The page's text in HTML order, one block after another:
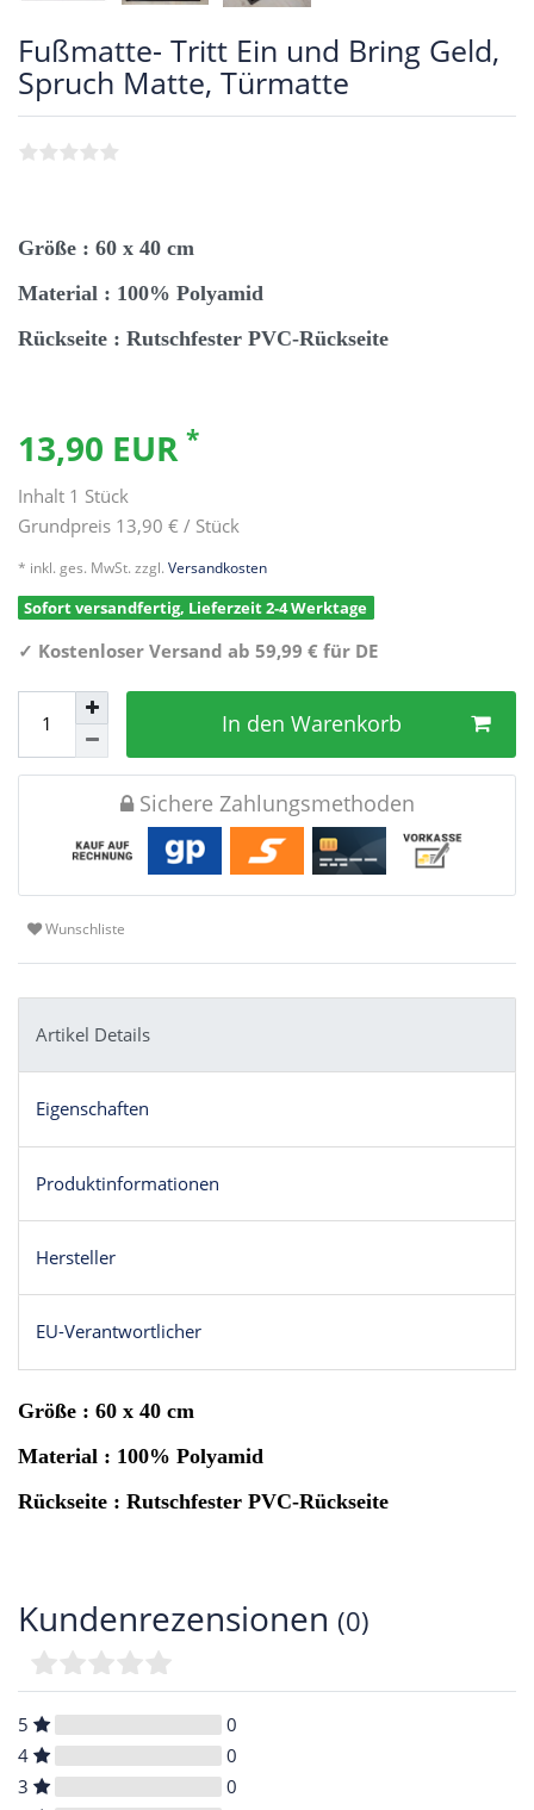
Fußmatte- Tritt Ein und Bring Geld,
Spruch Matte, Türmatte
Größe : 60 x 40 cm
Material : 100% Polyamid
Rückseite : Rutschfester PVC-Rückseite
13,90 EUR *
Inhalt 1 Stück
Grundpreis 13,90 € / Stück
* inkl. ges. MwSt. zzgl. Versandkosten
Sofort versandfertig, Lieferzeit 2-4 Werktage
✓ Kostenloser Versand ab 59,99 € für DE
In den Warenkorb
Sichere Zahlungsmethoden
Wunschliste
Artikel Details
Eigenschaften
Produktinformationen
Hersteller
EU-Verantwortlicher
Größe : 60 x 40 cm
Material : 100% Polyamid
Rückseite : Rutschfester PVC-Rückseite
Kundenrezensionen (0)
5
0
4
0
3
0